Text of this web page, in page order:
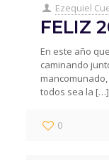
Ezequiel
FELIZ
En este año
caminando
todos sea la […]
0